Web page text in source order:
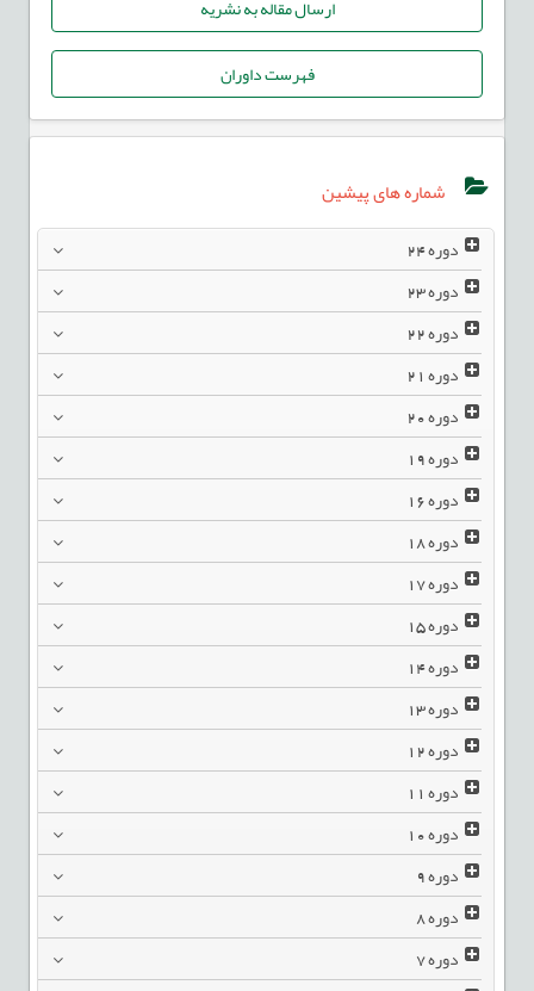
ارسال مقاله به نشریه
فهرست داوران
شماره های پیشین
دوره24
دوره23
دوره22
دوره21
دوره20
دوره19
دوره16
دوره18
دوره17
دوره15
دوره14
دوره13
دوره12
دوره11
دوره10
دوره9
دوره8
دوره7